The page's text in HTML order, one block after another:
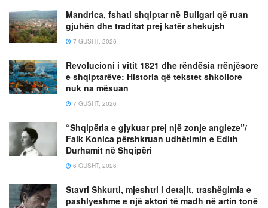
Mandrica, fshati shqiptar në Bullgari që ruan
gjuhën dhe traditat prej katër shekujsh
7 GUSHT, 2026
Revolucioni i vitit 1821 dhe rëndësia rrënjësore
e shqiptarëve: Historia që tekstet shkollore
nuk na mësuan
7 GUSHT, 2026
“Shqipëria e gjykuar prej një zonje angleze”/
Faik Konica përshkruan udhëtimin e Edith
Durhamit në Shqipëri
6 GUSHT, 2026
Stavri Shkurti, mjeshtri i detajit, trashëgimia e
pashlyeshme e një aktori të madh në artin tonë